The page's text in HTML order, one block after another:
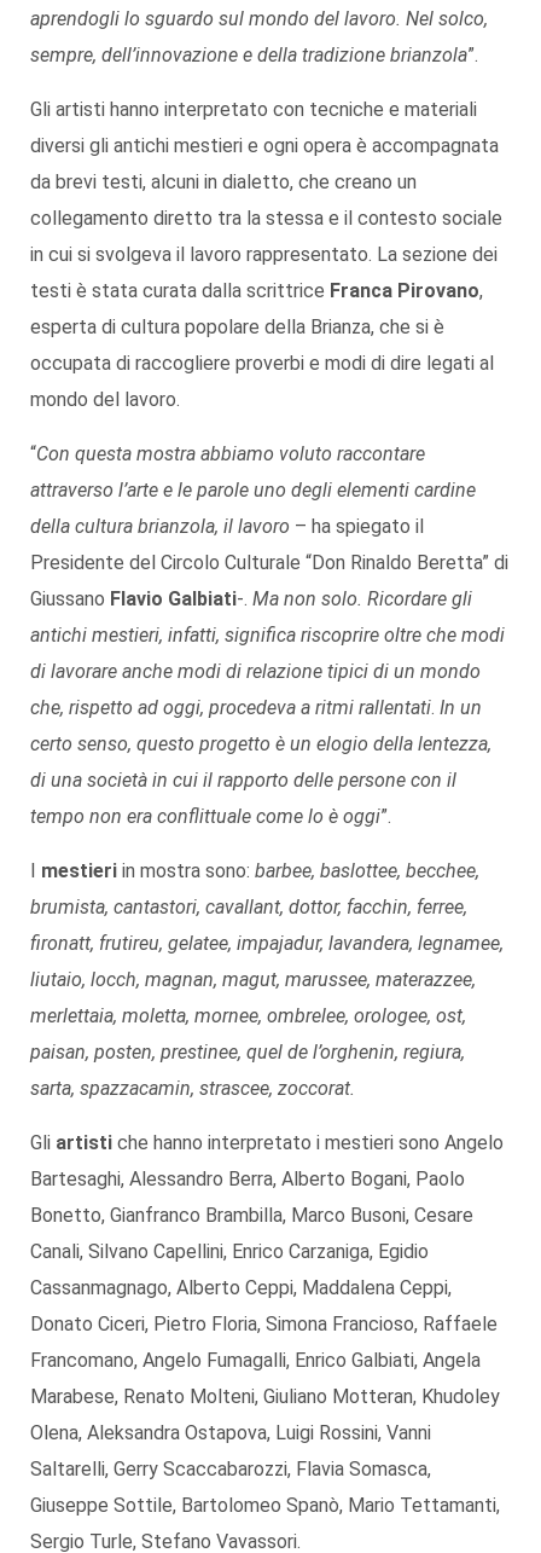
aprendogli lo sguardo sul mondo del lavoro. Nel solco,
sempre, dell’innovazione e della tradizione brianzola”.
Gli artisti hanno interpretato con tecniche e materiali
diversi gli antichi mestieri e ogni opera è accompagnata
da brevi testi, alcuni in dialetto, che creano un
collegamento diretto tra la stessa e il contesto sociale
in cui si svolgeva il lavoro rappresentato. La sezione dei
testi è stata curata dalla scrittrice Franca Pirovano,
esperta di cultura popolare della Brianza, che si è
occupata di raccogliere proverbi e modi di dire legati al
mondo del lavoro.
“Con questa mostra abbiamo voluto raccontare
attraverso l’arte e le parole uno degli elementi cardine
della cultura brianzola, il lavoro – ha spiegato il
Presidente del Circolo Culturale “Don Rinaldo Beretta” di
Giussano Flavio Galbiati-. Ma non solo. Ricordare gli
antichi mestieri, infatti, significa riscoprire oltre che modi
di lavorare anche modi di relazione tipici di un mondo
che, rispetto ad oggi, procedeva a ritmi rallentati. In un
certo senso, questo progetto è un elogio della lentezza,
di una società in cui il rapporto delle persone con il
tempo non era conflittuale come lo è oggi”.
I mestieri in mostra sono: barbee, baslottee, becchee,
brumista, cantastori, cavallant, dottor, facchin, ferree,
fironatt, frutireu, gelatee, impajadur, lavandera, legnamee,
liutaio, locch, magnan, magut, marussee, materazzee,
merlettaia, moletta, mornee, ombrelee, orologee, ost,
paisan, posten, prestinee, quel de l’orghenin, regiura,
sarta, spazzacamin, strascee, zoccorat.
Gli artisti che hanno interpretato i mestieri sono Angelo
Bartesaghi, Alessandro Berra, Alberto Bogani, Paolo
Bonetto, Gianfranco Brambilla, Marco Busoni, Cesare
Canali, Silvano Capellini, Enrico Carzaniga, Egidio
Cassanmagnago, Alberto Ceppi, Maddalena Ceppi,
Donato Ciceri, Pietro Floria, Simona Francioso, Raffaele
Francomano, Angelo Fumagalli, Enrico Galbiati, Angela
Marabese, Renato Molteni, Giuliano Motteran, Khudoley
Olena, Aleksandra Ostapova, Luigi Rossini, Vanni
Saltarelli, Gerry Scaccabarozzi, Flavia Somasca,
Giuseppe Sottile, Bartolomeo Spanò, Mario Tettamanti,
Sergio Turle, Stefano Vavassori.